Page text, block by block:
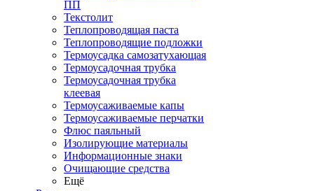
ПП
Текстолит
Теплопроводящая паста
Теплопроводящие подложки
Термоусадка самозатухающая
Термоусадочная трубка
Термоусадочная трубка
клеевая
Термоусаживаемые капы
Термоусаживаемые перчатки
Флюс паяльный
Изолирующие материалы
Информационные знаки
Очищающие средства
Ещё